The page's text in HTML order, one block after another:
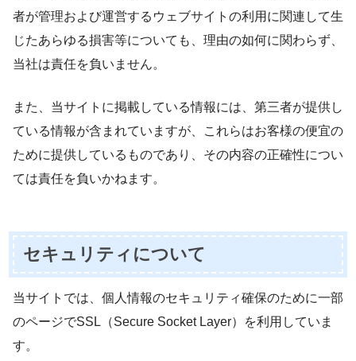
者が管理および運営するウェブサイトの利用に関連して生
じたあらゆる損害等についても、理由の如何に関わらず、
当社は責任を負いません。
また、当サイトに掲載している情報には、第三者が提供し
ている情報が含まれていますが、これらはお客様の便宜の
ために提供しているものであり、その内容の正確性につい
ては責任を負いかねます。
セキュリティについて
当サイトでは、個人情報のセキュリティ確保のために一部
のページでSSL（Secure Socket Layer）を利用していま
す。